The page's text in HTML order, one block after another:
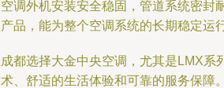
调外机安装安全稳固，管道系统密封
品，能为整个空调系统的长期稳定运
都选择大金中央空调，尤其是LMX系
、舒适的生活体验和可靠的服务保障